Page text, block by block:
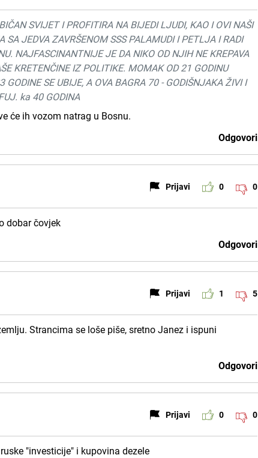
SVIJET I PROFITIRA NA BIJEDI LJUDI, KAO I OVI NAŠI
SA JEDVA ZAVRŠENOM SSS PALAMUDI I PETLJA I RADI
NAJFASCINANTNIJE JE DA NIKO OD NJIH NE KREPAVA
KRETENČINE IZ POLITIKE. MOMAK OD 21 GODINU
GODINE SE UBIJE, A OVA BAGRA 70 - GODIŠNJAKA ŽIVI I
ka 40 GODINA
će ih vozom natrag u Bosnu.
Odgovori
Prijavi 0 0
dobar čovjek
Odgovori
Prijavi 1 5
Strancima se loše piše, sretno Janez i ispuni
Odgovori
Prijavi 0 0
"investicije" i kupovina dezele